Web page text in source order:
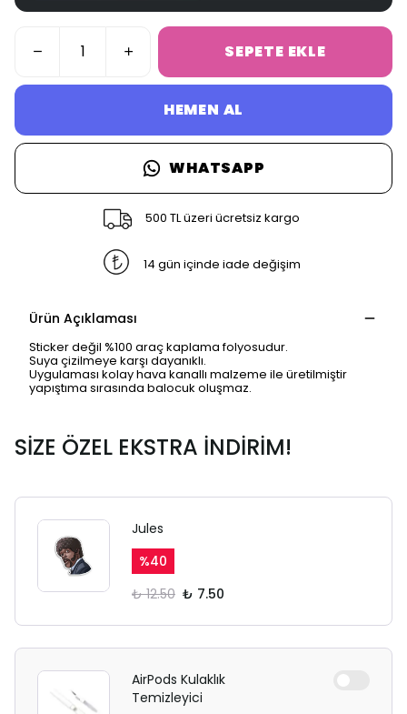
SEPETE EKLE
HEMEN AL
WHATSAPP
500 TL üzeri ücretsiz kargo
14 gün içinde iade değişim
Ürün Açıklaması
Sticker değil %100 araç kaplama folyosudur.
Suya çizilmeye karşı dayanıklı.
Uygulaması kolay hava kanallı malzeme ile üretilmiştir
yapıştıma sırasında balocuk oluşmaz.
SİZE ÖZEL EKSTRA İNDİRİM!
Jules
%40
₺ 12.50 ₺ 7.50
AirPods Kulaklık
Temizleyici